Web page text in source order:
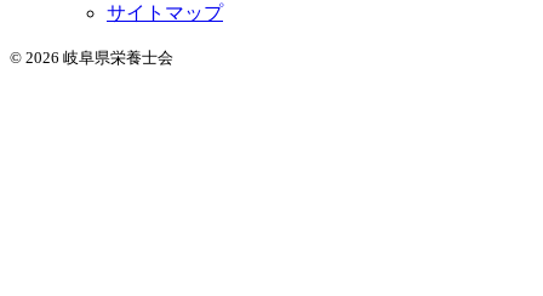
サイトマップ
© 2026 岐阜県栄養士会